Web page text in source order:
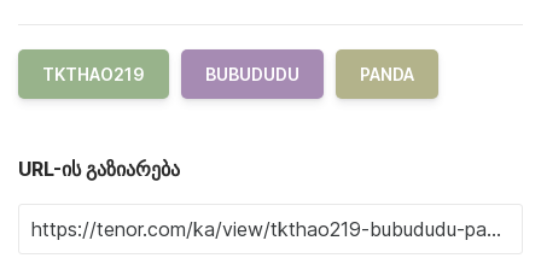
TKTHAO219 BUBUDUDU PANDA
URL-ის გაზიარება